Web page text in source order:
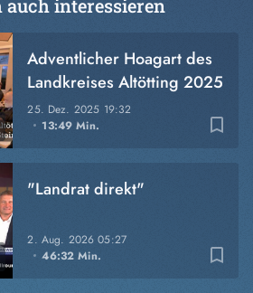
auch interessieren
bookmark_border
25. Dez. 2025 19:32
13:49 Min.
Adventlicher Hoagart des
Landkreises Altötting 2025
bookmark_border
2. Aug. 202605:27
46:32 Min.
"Landrat direkt"